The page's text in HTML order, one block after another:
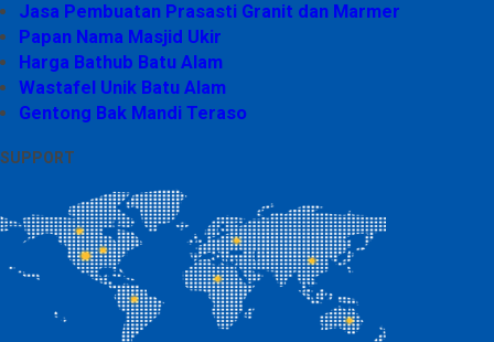
Jasa Pembuatan Prasasti Granit dan Marmer
Papan Nama Masjid Ukir
Harga Bathub Batu Alam
Wastafel Unik Batu Alam
Gentong Bak Mandi Teraso
SUPPORT